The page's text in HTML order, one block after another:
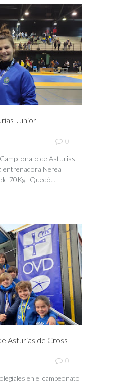
Junior
0
de Asturias
entrenadora Nerea
70Kg. Quedó...
Asturias de Cross
0
en el campeonato